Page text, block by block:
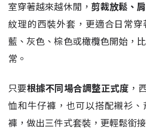
室穿著越來越休閒， 剪裁放鬆、
紋理的西裝外套，更適合日常
藍、灰色、棕色或橄欖色開始，
常。
只要根據不同場合調整正式度 ，
恤和牛仔褲，也可以搭配襯衫
褲，做出三件式套裝，更輕鬆銜